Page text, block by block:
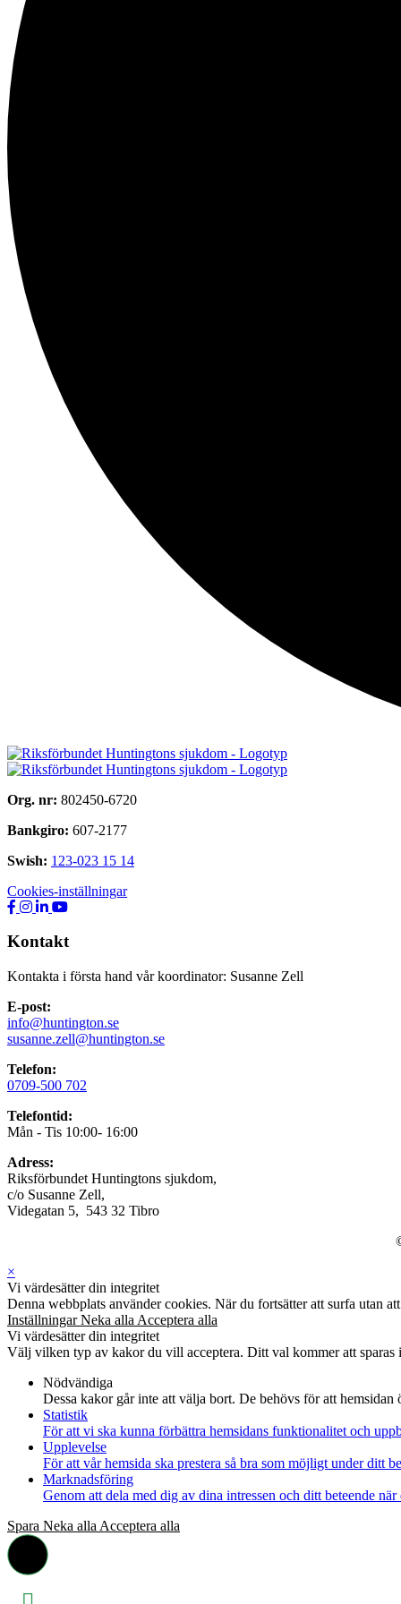
Org. nr: 802450-6720
Bankgiro: 607-2177
Swish: 123-023 15 14
Cookies-inställningar
RHSRHSRHSRHS
Kontakt
Kontakta i första hand vår koordinator: Susanne Zell
E-post:
info@huntington.se
susanne.zell@huntington.se
Telefon:
0709-500 702
Telefontid:
Mån - Tis 10:00- 16:00
Adress:
Riksförbundet Huntingtons sjukdom,
c/o Susanne Zell,
Videgatan 5, 543 32 Tibro
×
Vi värdesätter din integritet
Denna webbplats använder cookies. När du fortsätter att surfa utan
InställningarNeka alla Acceptera alla
Vi värdesätter din integritet
Välj vilken typ av kakor du vill acceptera. Ditt val kommer att sparas
Nödvändiga
Dessa kakor går inte att välja bort. De behövs för att hemsidan
Statistik
För att vi ska kunna förbättra hemsidans funktionalitet och
Upplevelse
För att vår hemsida ska prestera så bra som möjligt under ditt
Marknadsföring
Genom att dela med dig av dina intressen och ditt beteende
Spara Neka alla Acceptera alla